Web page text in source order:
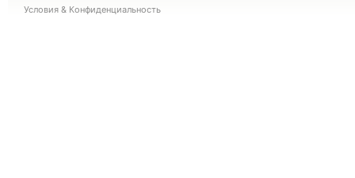
Условия & Конфиденциальность